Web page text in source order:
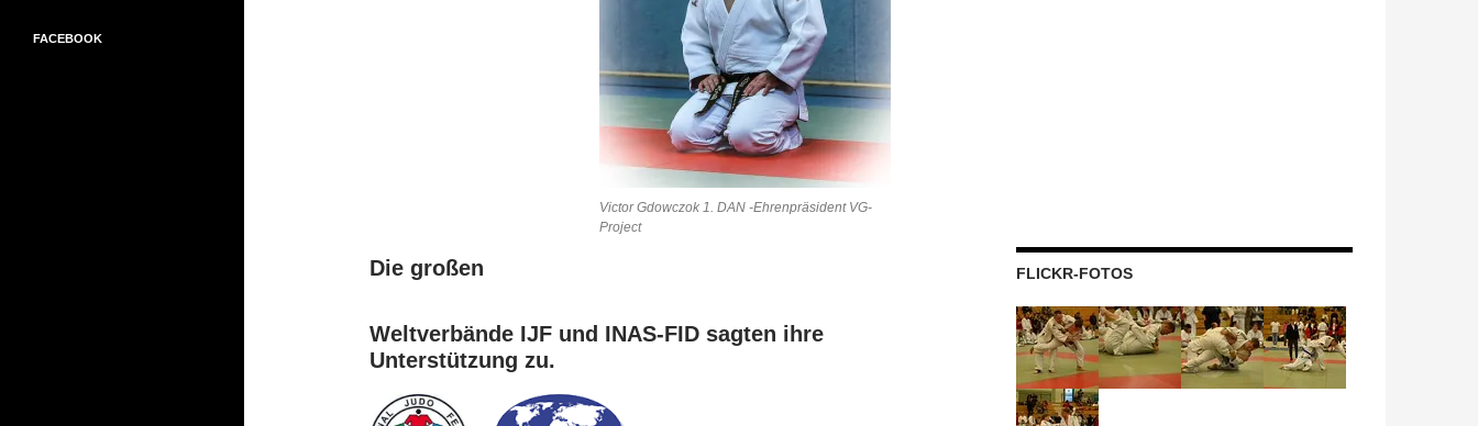
Victor Gdowczok 1. DAN -Ehrenpräsident VG-
Project
Die großen
Weltverbände IJF und INAS-FID sagten ihre
Unterstützung zu.
FLICKR-FOTOS
FACEBOOK